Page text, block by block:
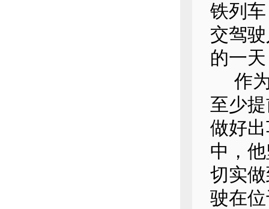
铁列
交驾
的一
作为
至少
做好
中，
切实
驶在